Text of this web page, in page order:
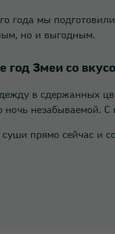
года мы
но и выгодным.
год Змеи со
в сдержанных
ночь незабываемой.
прямо сейчас и